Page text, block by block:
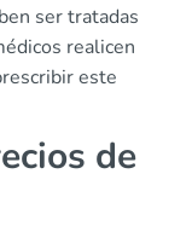
ser tratadas
realicen
este
de